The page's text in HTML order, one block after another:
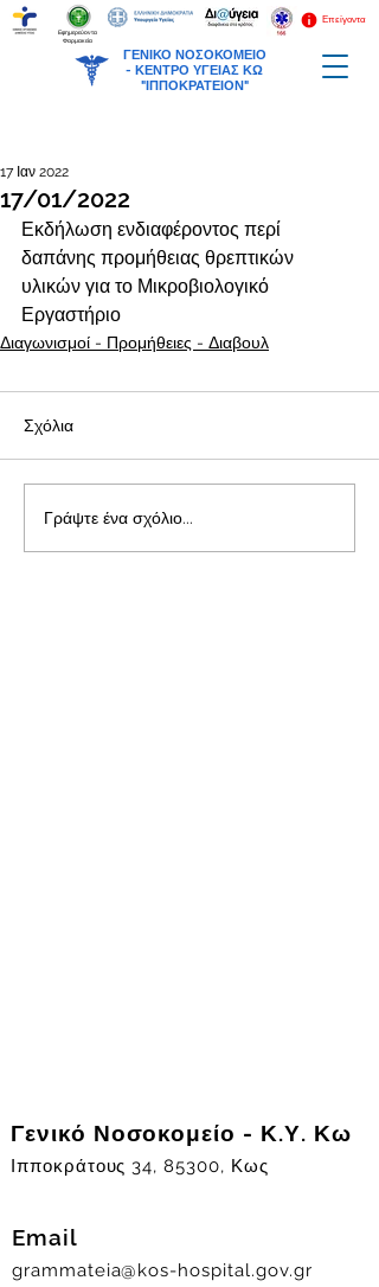
ΓΕΝΙΚΟ ΝΟΣΟΚΟΜΕΙΟ
- ΚΕΝΤΡΟ ΥΓΕΙΑΣ ΚΩ
"ΙΠΠΟΚΡΑΤΕΙΟΝ"
Επείγοντα
Εφημερεύοντα
Φαρμακεία
17/01/2022
17 Ιαν 2022
Εκδήλωση ενδιαφέροντος περί
δαπάνης προμήθειας θρεπτικών
υλικών για το Μικροβιολογικό
Εργαστήριο
Διαγωνισμοί - Προμήθειες - Διαβουλ
Σχόλια
Γράψτε ένα σχόλιο...
Γενικό Νοσοκομείο - Κ.Υ. Κω
Ιπποκράτους 34, 85300, Κως
Email
grammateia@kos-hospital.gov.gr